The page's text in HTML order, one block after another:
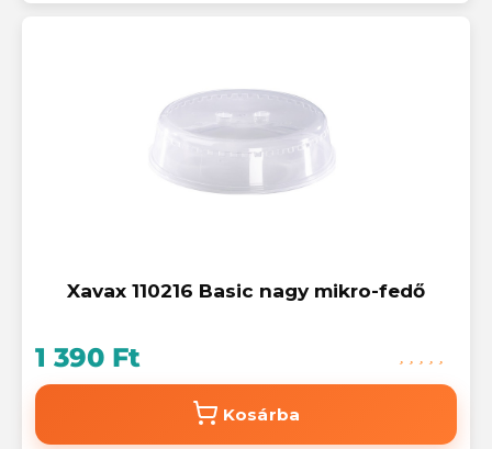
Xavax 110216 Basic nagy mikro-fedő
1 390 Ft
Kosárba